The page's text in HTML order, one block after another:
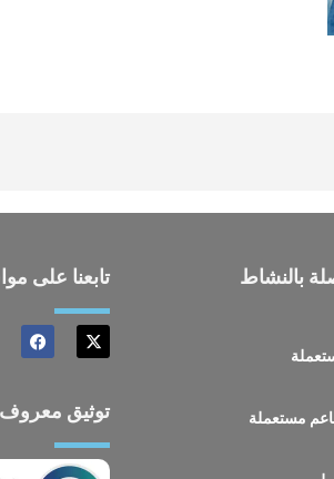
بالنشاط
مستعملة
تابعنا على
توثيق معروف